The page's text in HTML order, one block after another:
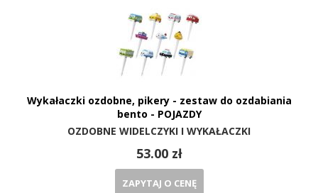
Wykałaczki ozdobne, pikery - zestaw do ozdabiania
bento - POJAZDY
OZDOBNE WIDELCZYKI I WYKAŁACZKI
53.00 zł
ZAPYTAJ O CENĘ